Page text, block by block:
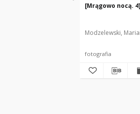
[Mrągowo nocą. 4]
Modzelewski,
fotografia